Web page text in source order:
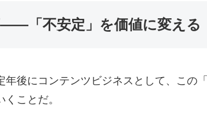
「不安定」を価値に変える
年後にコンテンツビジネスとして、この
ことだ。